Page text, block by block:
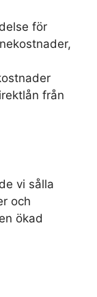
för
från
vi sålla
och
ökad